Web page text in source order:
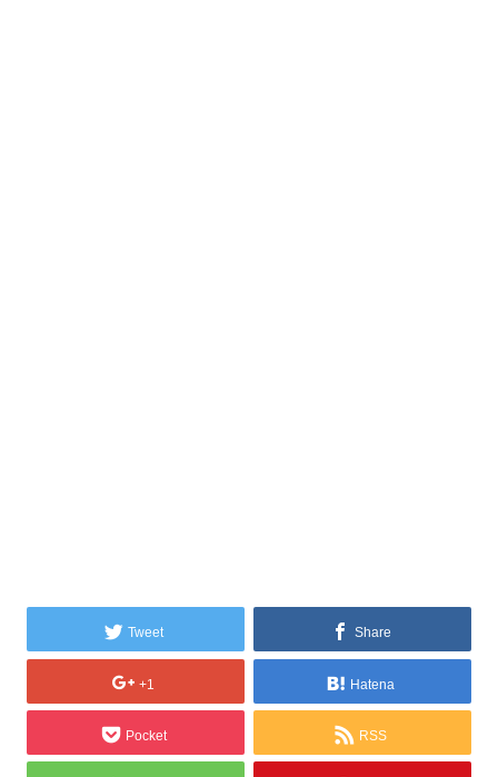
Tweet Share
+1 Hatena
Pocket RSS